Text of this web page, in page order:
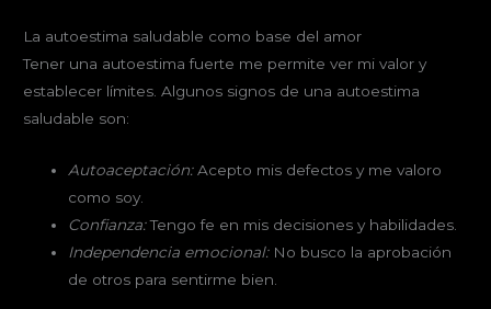
La autoestima saludable como base del amor
Tener una autoestima fuerte me permite ver mi valor y
establecer límites. Algunos signos de una autoestima
saludable son:
Autoaceptación:Acepto mis defectos y me valoro
como soy.
Confianza:Tengo fe en mis decisiones y habilidades.
Independencia emocional:No busco la aprobación
de otros para sentirme bien.